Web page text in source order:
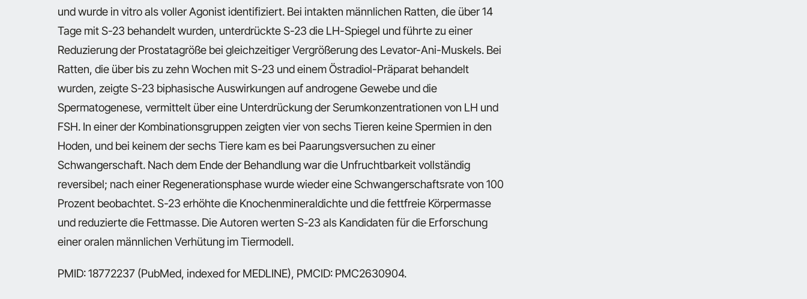
und wurde in vitro als voller Agonist identifiziert. Bei intakten männlichen Ratten, die über 14
Tage mit S-23 behandelt wurden, unterdrückte S-23 die LH-Spiegel und führte zu einer
Reduzierung der Prostatagröße bei gleichzeitiger Vergrößerung des Levator-Ani-Muskels. Bei
Ratten, die über bis zu zehn Wochen mit S-23 und einem Östradiol-Präparat behandelt
wurden, zeigte S-23 biphasische Auswirkungen auf androgene Gewebe und die
Spermatogenese, vermittelt über eine Unterdrückung der Serumkonzentrationen von LH und
FSH. In einer der Kombinationsgruppen zeigten vier von sechs Tieren keine Spermien in den
Hoden, und bei keinem der sechs Tiere kam es bei Paarungsversuchen zu einer
Schwangerschaft. Nach dem Ende der Behandlung war die Unfruchtbarkeit vollständig
reversibel; nach einer Regenerationsphase wurde wieder eine Schwangerschaftsrate von 100
Prozent beobachtet. S-23 erhöhte die Knochenmineraldichte und die fettfreie Körpermasse
und reduzierte die Fettmasse. Die Autoren werten S-23 als Kandidaten für die Erforschung
einer oralen männlichen Verhütung im Tiermodell.
PMID: 18772237 (PubMed, indexed for MEDLINE), PMCID: PMC2630904.